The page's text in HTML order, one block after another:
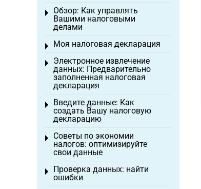
Обзор: Как управлять
Вашими налоговыми
делами
Toggle menu
Моя налоговая декларация
Toggle menu
Электронное извлечение
данных: Предварительно
заполненная налоговая
декларация
Toggle menu
Введите данные: Как
создать Вашу налоговую
декларацию
Toggle menu
Советы по экономии
налогов: оптимизируйте
свои данные
Toggle menu
Проверка данных: найти
ошибки
Toggle menu